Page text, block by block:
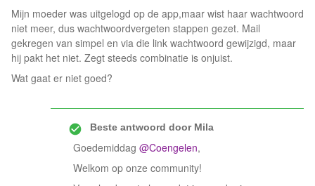
Mijn moeder was uitgelogd op de app,maar wist haar wachtwoord
niet meer, dus wachtwoordvergeten stappen gezet. Mail
gekregen van simpel en via die link wachtwoord gewijzigd, maar
hij pakt het niet. Zegt steeds combinatie is onjuist.
Wat gaat er niet goed?
Beste antwoord doorMila
Goedemiddag @Coengelen,
Welkom op onze community!